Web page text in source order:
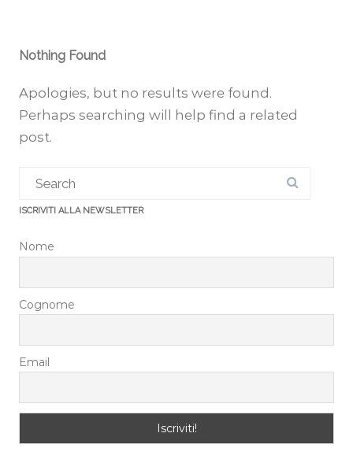
Nothing Found
Apologies, but no results were found.
Perhaps searching will help find a related
post.
ISCRIVITI ALLA NEWSLETTER
Nome
Cognome
Email